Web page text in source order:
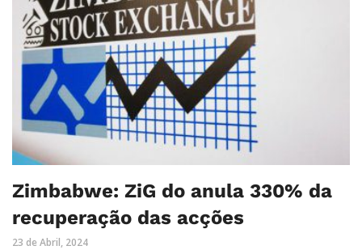
Zimbabwe: ZiG do anula 330% da
recuperação das acções
23 de Abril, 2024